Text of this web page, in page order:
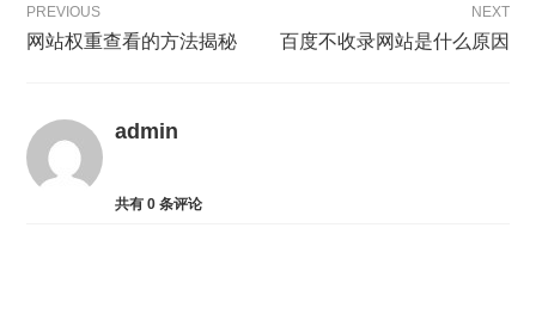
PREVIOUS
网站权重查看的方法揭秘
NEXT
百度不收录网站是什么原因
admin
共有0 条评论